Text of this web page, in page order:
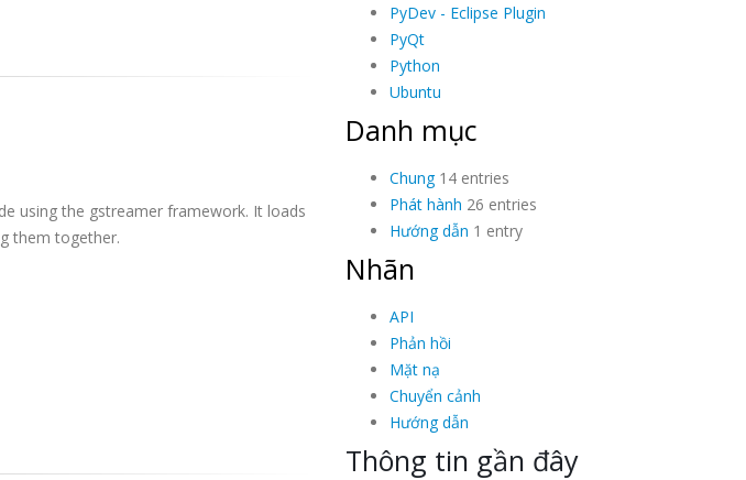
using the gstreamer framework. It loads
them together.
PyDev - Eclipse Plugin
PyQt
Python
Ubuntu
Danh mục
Chung14 entries
Phát hành 26 entries
Hướng dẫn 1 entry
Nhãn
API
Phản hồi
Mặt nạ
Chuyển cảnh
Hướng dẫn
Thông tin gần đây